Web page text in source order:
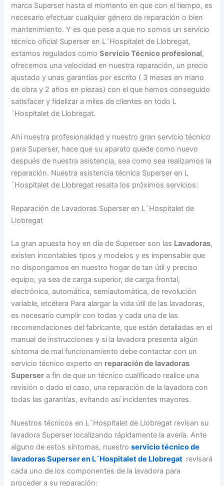
marca Superser hasta el momento en que con el tiempo, es
necesario efectuar cualquier género de reparación o bien
mantenimiento. Y es que pese a que no somos un servicio
técnico oficial Superser en L´Hospitalet de Llobregat,
estamos regulados comoServicio Técnico profesional,
ofrecemos una velocidad en nuestra reparación, un precio
ajustado y unas garantías por escrito ( 3 meses en mano
de obra y 2 años en piezas) con el que hemos conseguido
satisfacer y fidelizar a miles de clientes en todo L
´Hospitalet de Llobregat.
Ahí nuestra profesionalidad y nuestro gran servicio técnico
para Superser, hace que su aparato quede como nuevo
después de nuestra asistencia, sea como sea realizamos la
reparación. Nuestra asistencia técnica Superser en L
´Hospitalet de Llobregat resalta los próximos servicios:
Reparación de Lavadoras Superser en L´Hospitalet de
Llobregat
La gran apuesta hoy en día de Superser son las Lavadoras,
existen incontables tipos y modelos y es impensable que
no dispongamos en nuestro hogar de tan útil y preciso
equipo, ya sea de carga superior, de carga frontal,
electrónica, automática, semiautomática, de revolución
variable, etcétera Para alargar la vida útil de las lavadoras,
es necesario cumplir con todas y cada una de las
recomendaciones del fabricante, que están detalladas en el
manual de instrucciones y si la lavadora presenta algún
síntoma de mal funcionamiento debe contactar con un
servicio técnico experto en reparación de lavadoras
Superser a fin de que un técnico cualificado realice una
revisión o dado el caso, una reparación de la lavadora con
todas las garantías, evitando así incidentes mayores.
Nuestros técnicos en L´Hospitalet de Llobregat revisan su
lavadora Superser localizando rápidamente la avería. Ante
alguno de estos síntomas, nuestroservicio técnico de
lavadoras Superser en L´Hospitalet de Llobregat revisará
cada uno de los componentes de la lavadora para
proceder a su reparación: